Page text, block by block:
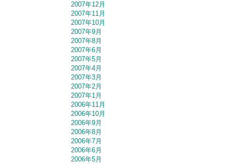
2007年12月
2007年11月
2007年10月
2007年9月
2007年8月
2007年6月
2007年5月
2007年4月
2007年3月
2007年2月
2007年1月
2006年11月
2006年10月
2006年9月
2006年8月
2006年7月
2006年6月
2006年5月